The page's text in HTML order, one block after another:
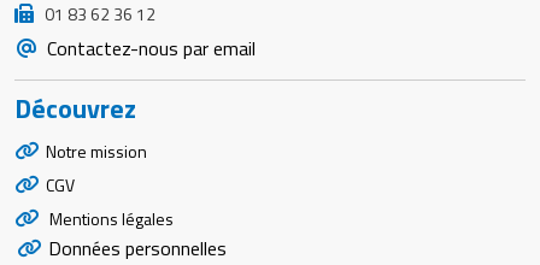
01 83 62 36 12
Contactez-nous par email
Découvrez
Notre mission
CGV
Mentions légales
Données personnelles